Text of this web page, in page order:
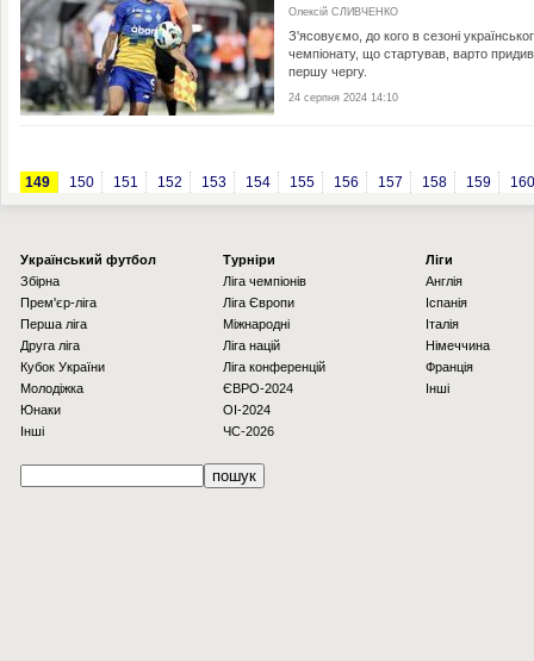
Олексій СЛИВЧЕНКО
З'ясовуємо, до кого в сезоні
чемпіонату, що стартував, варто
першу чергу.
24 серпня 2024 14:10
149 150 151 152 153 154 155 156 157 158 159 160
Українcький футбол
Збірна
Прем'єр-ліга
Перша ліга
Друга ліга
Кубок України
Молодіжка
Юнаки
Інші
Турніри
Ліга чемпіонів
Ліга Європи
Міжнародні
Ліга націй
Ліга конференцій
ЄВРО-2024
OI-2024
ЧС-2026
Ліги
Англія
Іспанія
Італія
Німеччина
Франція
Інші